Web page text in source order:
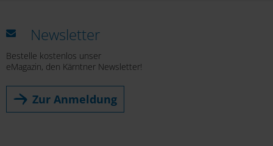
Newsletter
Bestelle kostenlos unser
eMagazin, den Kärntner Newsletter!
Zur Anmeldung